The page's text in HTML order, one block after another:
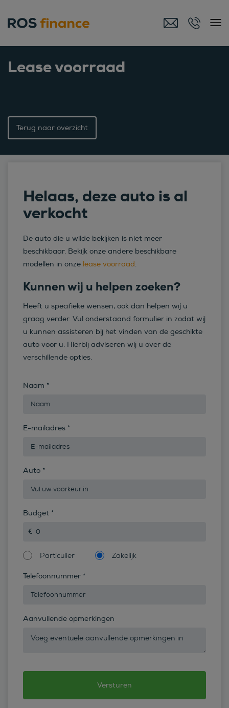
Lease voorraad
Terug naar overzicht
Helaas, deze auto is al
verkocht
De auto die u wilde bekijken is niet meer
beschikbaar. Bekijk onze andere beschikbare
modellen in onze lease voorraad.
Kunnen wij u helpen zoeken?
Heeft u specifieke wensen, ook dan helpen wij u
graag verder. Vul onderstaand formulier in zodat wij
u kunnen assisteren bij het vinden van de geschikte
auto voor u. Hierbij adviseren wij u over de
verschillende opties.
Naam *
E-mailadres *
Auto *
Budget *
Particulier Zakelijk
Telefoonnummer *
Aanvullende opmerkingen